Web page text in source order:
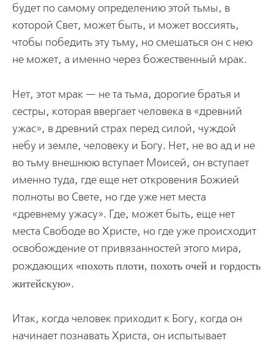
будет по самому определению этой тьмы, в
которой Свет, может быть, и может воссиять,
чтобы победить эту тьму, но смешаться он с нею
не может, а именно через божественный мрак.
Нет, этот мрак — не та тьма, дорогие братья и
сестры, которая ввергает человека в «древний
ужас», в древний страх перед силой, чуждой
небу и земле, человеку и Богу. Нет, не во ад и не
во тьму внешнюю вступает Моисей, он вступает
именно туда, где еще нет откровения Божией
полноты во Свете, но где уже нет места
«древнему ужасу». Где, может быть, еще нет
места Свободе во Христе, но где уже происходит
освобождение от привязанностей этого мира,
рождающих
похоть плоти, похоть очей и гордость
житейскую .
Итак, когда человек приходит к Богу, когда он
начинает познавать Христа, он испытывает